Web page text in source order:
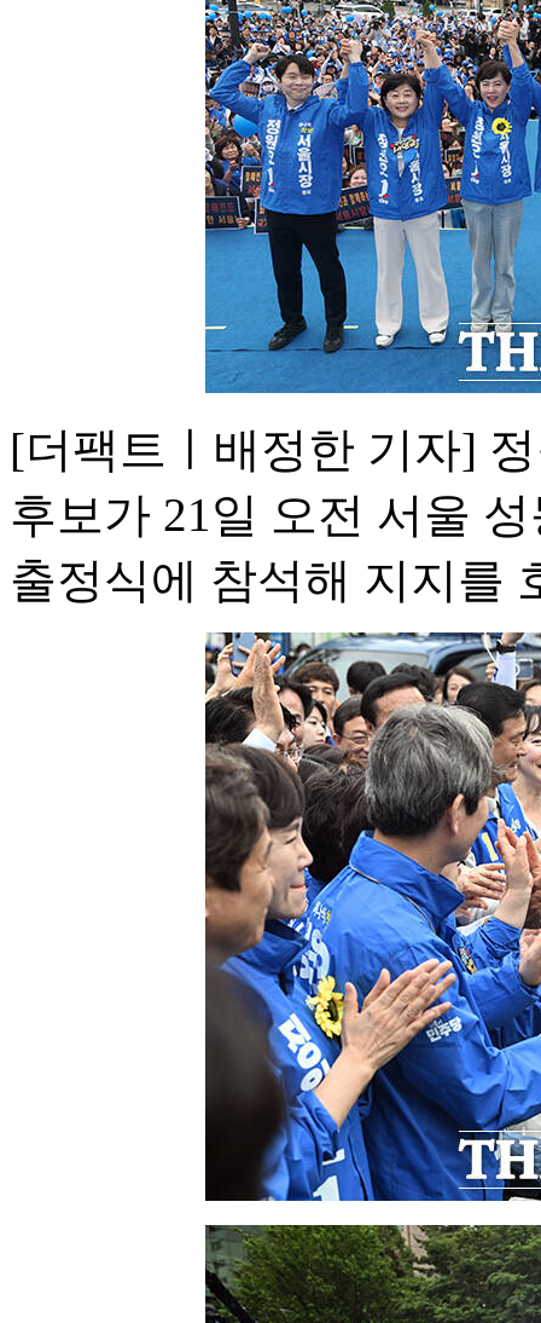
[더팩트ㅣ배정한 기자]
후보가 21일 오전 서울
출정식에 참석해 지지를